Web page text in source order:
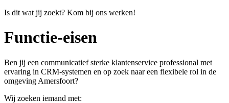
Is dit wat jij zoekt? Kom bij ons werken!
Functie-eisen
Ben jij een communicatief sterke klantenservice professional met
ervaring in CRM-systemen en op zoek naar een flexibele rol in de
omgeving Amersfoort?
Wij zoeken iemand met: